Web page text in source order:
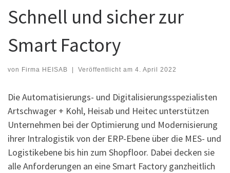
Schnell und sicher zur
Smart Factory
von Firma HEISAB | Veröffentlicht am 4. April 2022
Die Automatisierungs- und Digitalisierungsspezialisten
Artschwager + Kohl, Heisab und Heitec unterstützen
Unternehmen bei der Optimierung und Modernisierung
ihrer Intralogistik von der ERP-Ebene über die MES- und
Logistikebene bis hin zum Shopfloor. Dabei decken sie
alle Anforderungen an eine Smart Factory ganzheitlich